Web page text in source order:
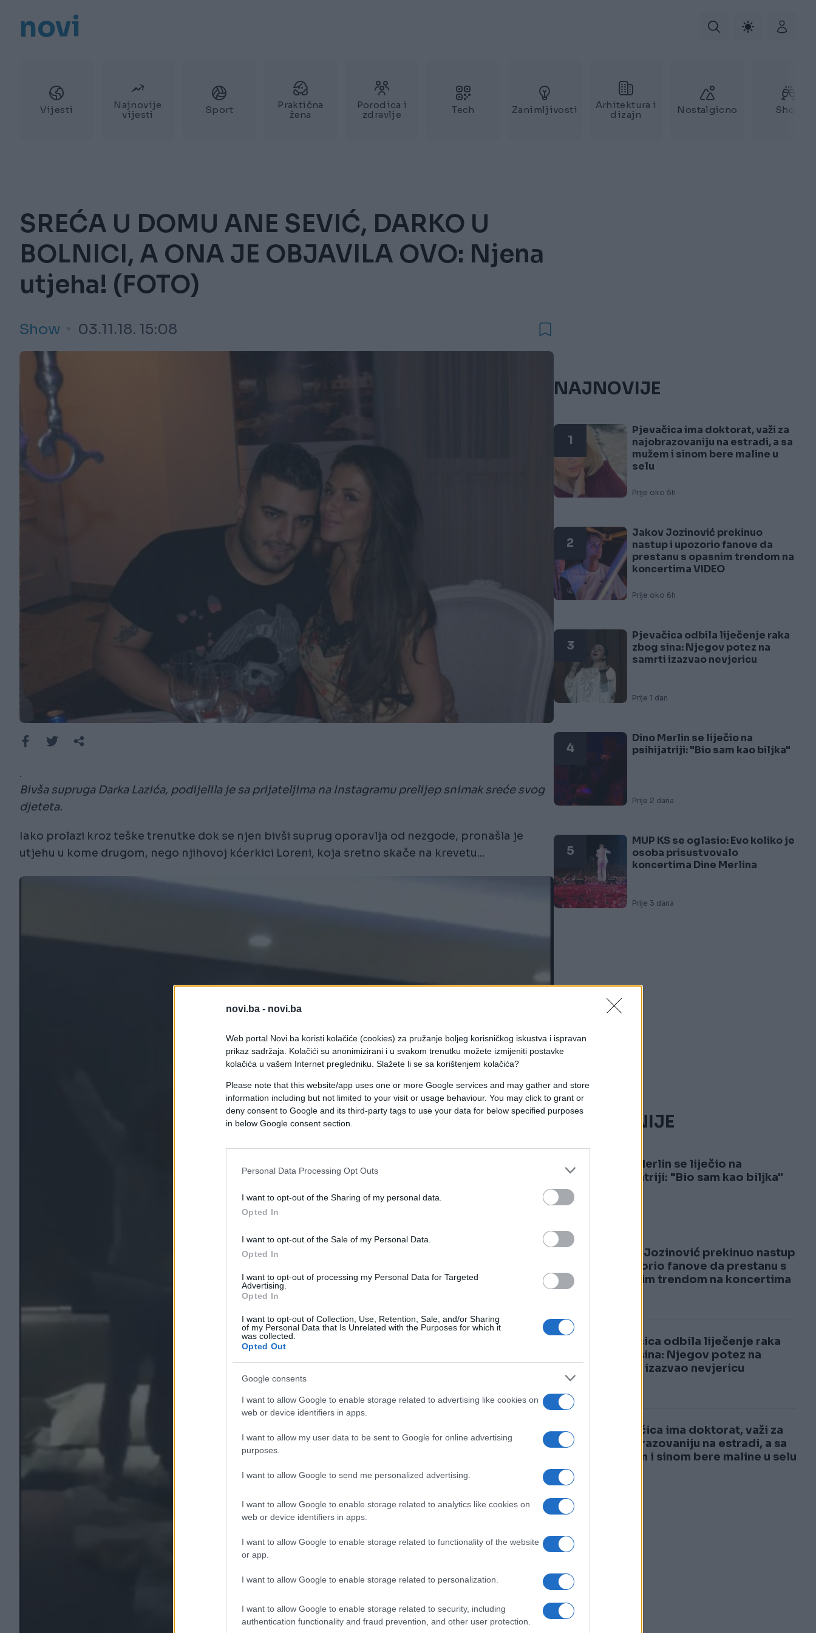
novi.ba - novi.ba
Web portal Novi.ba koristi kolačiće (cookies) za pružanje boljeg korisničkog iskustva i ispravan
prikaz sadržaja. Kolačići su anonimizirani i u svakom trenutku možete izmijeniti postavke
kolačića u vašem Internet pregledniku. Slažete li se sa korištenjem kolačića?
Please note that this website/app uses one or more Google services and may gather and store
information including but not limited to your visit or usage behaviour. You may click to grant or
deny consent to Google and its third-party tags to use your data for below specified purposes
in below Google consent section.
Personal Data Processing Opt Outs
I want to opt-out of the Sharing of my personal data.
Opted In
I want to opt-out of the Sale of my Personal Data.
Opted In
I want to opt-out of processing my Personal Data for Targeted
Advertising.
Opted In
I want to opt-out of Collection, Use, Retention, Sale, and/or Sharing
of my Personal Data that Is Unrelated with the Purposes for which it
was collected.
Opted Out
Google consents
I want to allow Google to enable storage related to advertising like cookies on
web or device identifiers in apps.
I want to allow my user data to be sent to Google for online advertising
purposes.
I want to allow Google to send me personalized advertising.
I want to allow Google to enable storage related to analytics like cookies on
web or device identifiers in apps.
I want to allow Google to enable storage related to functionality of the website
or app.
I want to allow Google to enable storage related to personalization.
I want to allow Google to enable storage related to security, including
authentication functionality and fraud prevention, and other user protection.
novi
Vijesti
Najnovije
vijesti
Sport
Praktična
žena
Porodica i
zdravlje
Tech Zanimljivosti
Arhitektura i
dizajn
Nostalgicno Show
SREĆA U DOMU ANE SEVIĆ, DARKO U
BOLNICI, A ONA JE OBJAVILA OVO: Njena
utjeha! (FOTO)
Show 03.11.18. 15:08
.
Bivša supruga Darka Lazića, podijelila je sa prijateljima na Instagramu prelijep snimak sreće svog
djeteta.
Iako prolazi kroz teške trenutke dok se njen bivši suprug oporavlja od nezgode, pronašla je
utjehu u kome drugom, nego njihovoj kćerkici Loreni, koja sretno skače na krevetu...
NAJNOVIJE
1
Pjevačica ima doktorat, važi za
najobrazovaniju na estradi, a sa
mužem i sinom bere maline u
selu
Prije oko 5h
2
Jakov Jozinović prekinuo
nastup i upozorio fanove da
prestanu s opasnim trendom na
koncertima VIDEO
Prije oko 6h
3
Pjevačica odbila liječenje raka
zbog sina: Njegov potez na
samrti izazvao nevjericu
Prije 1 dan
4
Dino Merlin se liječio na
psihijatriji: "Bio sam kao biljka"
Prije 2 dana
5
MUP KS se oglasio: Evo koliko je
osoba prisustvovalo
koncertima Dine Merlina
Prije 3 dana
NAJČITANIJE
1
Dino Merlin se liječio na
psihijatriji: "Bio sam kao biljka"
2
Jakov Jozinović prekinuo nastup
i upozorio fanove da prestanu s
opasnim trendom na koncertima
3
Pjevačica odbila liječenje raka
zbog sina: Njegov potez na
samrti izazvao nevjericu
4
Pjevačica ima doktorat, važi za
najobrazovaniju na estradi, a sa
mužem i sinom bere maline u selu